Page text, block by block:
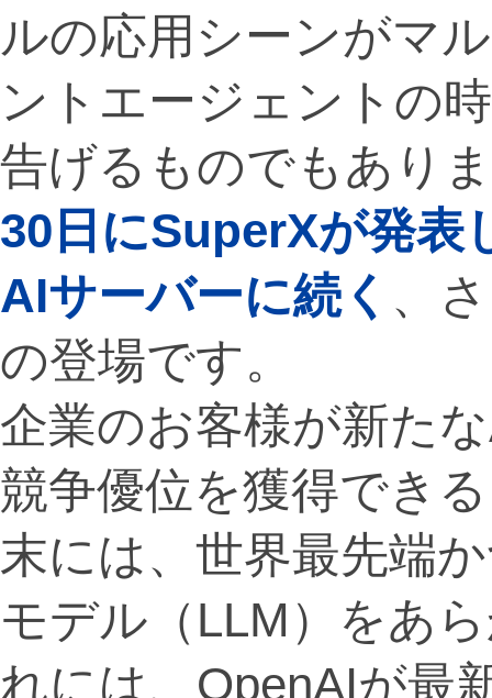
ルの応用シーンがマ
ントエージェントの
告げるものでもあり
30日にSuperXが発表
AIサーバーに続く 、
の登場です。
企業のお客様が新た
競争優位を獲得でき
末には、世界最先端
モデル（LLM）をあ
れには、OpenAIが最